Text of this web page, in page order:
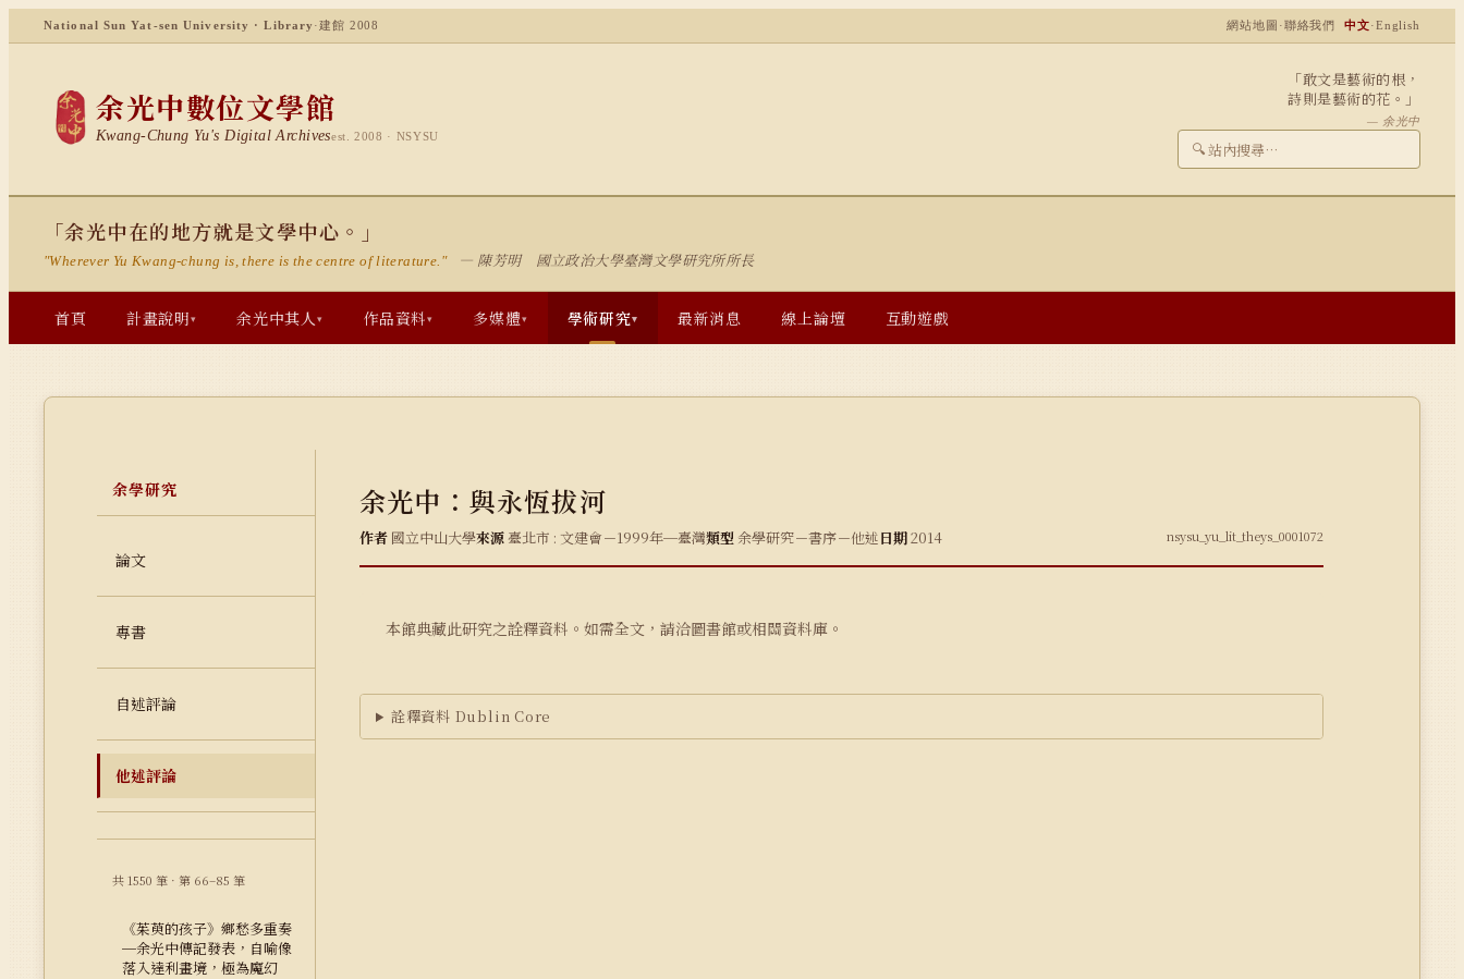
National Sun Yat-sen University · Library ·建館 2008 網站地圖 ·聯絡我們 中文·English
余光中數位文學館
Kwang-Chung Yu's Digital Archivesest. 2008 · NSYSU
「敢文是藝術的根，
詩則是藝術的花。」
— 余光中
🔍
「余光中在的地方就是文學中心。」
"Wherever Yu Kwang-chung is, there is the centre of literature." — 陳芳明 國立政治大學臺灣文學研究所所長
首頁 計畫說明▾ 余光中其人▾ 作品資料▾ 多媒體▾ 學術研究▾ 最新消息 線上論壇 互動遊戲
余學研究
論文
專書
自述評論
他述評論
共 1550 筆 · 第 66–85 筆
《茱萸的孩子》鄉愁多重奏
─余光中傳記發表，自喻像
落入達利畫境，極為魔幻
余光中：與永恆拔河
作者 國立中山大學來源臺北市 : 文建會－1999年─臺灣類型 余學研究－書序－他述日期2014 nsysu_yu_lit_theys_0001072
本館典藏此研究之詮釋資料。如需全文，請洽圖書館或相關資料庫。
詮釋資料 Dublin Core